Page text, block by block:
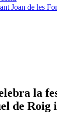
Joan de les
la
de Roig